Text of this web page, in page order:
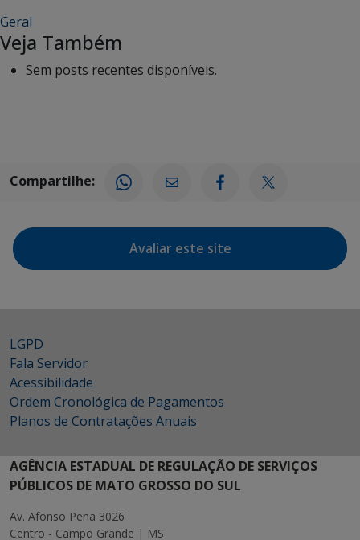
Geral
Veja Também
Sem posts recentes disponíveis.
Compartilhe:
Avaliar este site
LGPD
Fala Servidor
Acessibilidade
Ordem Cronológica de Pagamentos
Planos de Contratações Anuais
AGÊNCIA ESTADUAL DE REGULAÇÃO DE SERVIÇOS
PÚBLICOS DE MATO GROSSO DO SUL
Av. Afonso Pena 3026
Centro - Campo Grande | MS